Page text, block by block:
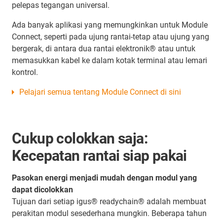
pelepas tegangan universal.
Ada banyak aplikasi yang memungkinkan untuk Module
Connect, seperti pada ujung rantai-tetap atau ujung yang
bergerak, di antara dua rantai elektronik® atau untuk
memasukkan kabel ke dalam kotak terminal atau lemari
kontrol.
Pelajari semua tentang Module Connect di sini
Cukup colokkan saja:
Kecepatan rantai siap pakai
Pasokan energi menjadi mudah dengan modul yang
dapat dicolokkan
Tujuan dari setiap igus® readychain® adalah membuat
perakitan modul sesederhana mungkin. Beberapa tahun